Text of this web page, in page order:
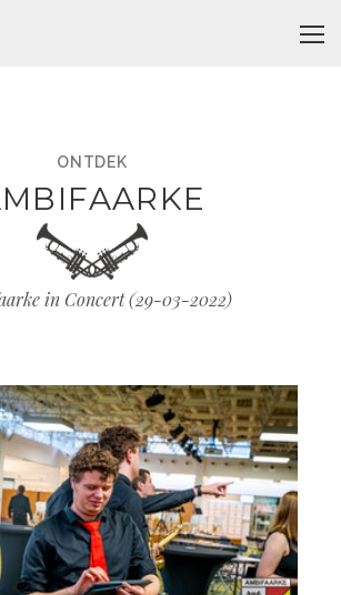
ONTDEK
in Concert (29-03-2022)